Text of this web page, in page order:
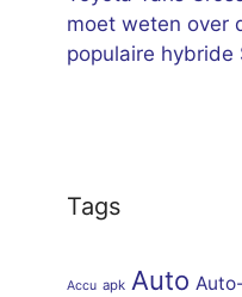
moet weten over
populaire hybride
Tags
Accu apk Auto